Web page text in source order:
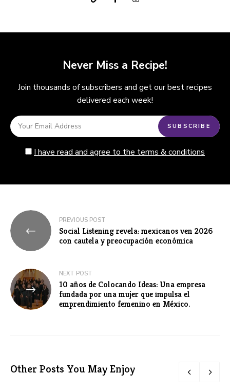
Never Miss a Recipe!
Join thousands of subscribers and get our best recipes
delivered each week!
I have read and agree to the terms & conditions
Navegación
de
entradas
PREVIOUS POST
Social Listening revela: mexicanos ven 2026
con cautela y preocupación económica
NEXT POST
10 años de Colocando Ideas: Una empresa
fundada por una mujer que impulsa el
emprendimiento femenino en México.
Other Posts You May Enjoy